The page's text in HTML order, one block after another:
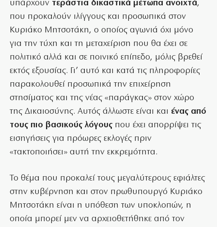
υπάρχουν τεράστια δικαστικά μέτωπα ανοιχτά,
που προκαλούν ιλίγγους και προσωπικά στον
Κυριάκο Μητσοτάκη, ο οποίος αγωνιά όχι μόνο
για την τύχη και τη μεταχείριση που θα έχει σε
πολιτικό αλλά και σε ποινικό επίπεδο, μόλις βρεθεί
εκτός εξουσίας. Γι’ αυτό και κατά τις πληροφορίες
παρακολουθεί προσωπικά την επιχείρηση
στησίματος και της νέας «παράγκας» στον χώρο
της Δικαιοσύνης. Αυτός άλλωστε είναι και ένας από
τους πιο βασικούς λόγους που έχει απορρίψει τις
εισηγήσεις για πρόωρες εκλογές πριν
«τακτοποιήσει» αυτή την εκκρεμότητα.
Το θέμα που προκαλεί τους μεγαλύτερους εφιάλτες
στην κυβέρνηση και στον πρωθυπουργό Κυριάκο
Μητσοτάκη είναι η υπόθεση των υποκλοπών, η
οποία μπορεί μεν να αρχειοθετήθηκε από τον